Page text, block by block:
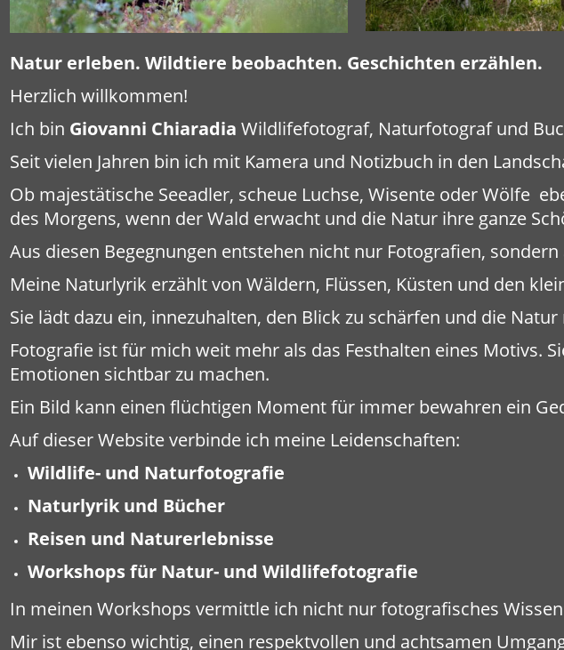
Natur erleben. Wildtiere beobachten. Geschichten erzählen.
Herzlich willkommen!
Ich bin Giovanni Chiaradia Wildlifefotograf, Naturfotograf und
Seit vielen Jahren bin ich mit Kamera und Notizbuch in den
Ob majestätische Seeadler, scheue Luchse, Wisente oder Wölfe
des Morgens, wenn der Wald erwacht und die Natur ihre ganze
Aus diesen Begegnungen entstehen nicht nur Fotografien,
Meine Naturlyrik erzählt von Wäldern, Flüssen, Küsten und den
Sie lädt dazu ein, innezuhalten, den Blick zu schärfen und die
Fotografie ist für mich weit mehr als das Festhalten eines Motivs.
Emotionen sichtbar zu machen.
Ein Bild kann einen flüchtigen Moment für immer bewahren ein
Auf dieser Website verbinde ich meine Leidenschaften:
Wildlife- und Naturfotografie
Naturlyrik und Bücher
Reisen und Naturerlebnisse
Workshops für Natur- und Wildlifefotografie
In meinen Workshops vermittle ich nicht nur fotografisches
Mir ist ebenso wichtig, einen respektvollen und achtsamen